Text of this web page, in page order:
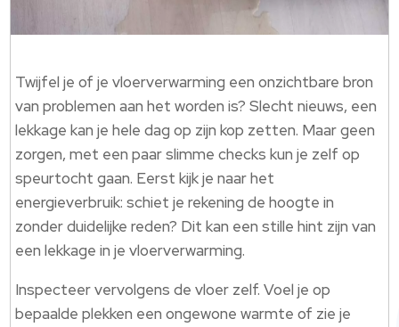
Twijfel je of je vloerverwarming een onzichtbare bron
van problemen aan het worden is? Slecht nieuws, een
lekkage kan je hele dag op zijn kop zetten. Maar geen
zorgen, met een paar slimme checks kun je zelf op
speurtocht gaan. Eerst kijk je naar het
energieverbruik: schiet je rekening de hoogte in
zonder duidelijke reden? Dit kan een stille hint zijn van
een lekkage in je vloerverwarming.
Inspecteer vervolgens de vloer zelf. Voel je op
bepaalde plekken een ongewone warmte of zie je